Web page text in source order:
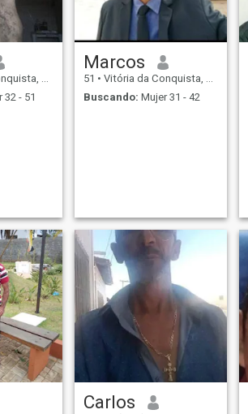
Brasil
32 - 51
Marcos
51 • Vitória da Conquista, Bahia, Brasil
Buscando: Mujer 31 - 42
Carlos